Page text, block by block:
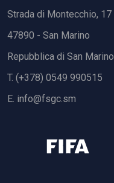
Strada di Montecchio, 17
47890 - San Marino
Repubblica di San Marino
T. (+378) 0549 990515
E. info@fsgc.sm